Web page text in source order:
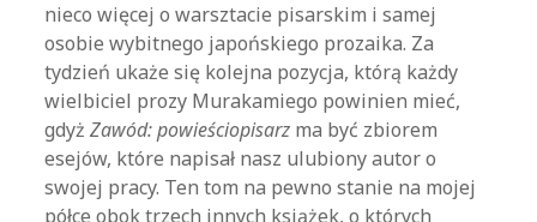
nieco więcej o warsztacie pisarskim i samej
osobie wybitnego japońskiego prozaika. Za
tydzień ukaże się kolejna pozycja, którą każdy
wielbiciel prozy Murakamiego powinien mieć,
gdyżZawód: powieściopisarz ma być zbiorem
esejów, które napisał nasz ulubiony autor o
swojej pracy. Ten tom na pewno stanie na mojej
półce obok trzech innych książek, o których